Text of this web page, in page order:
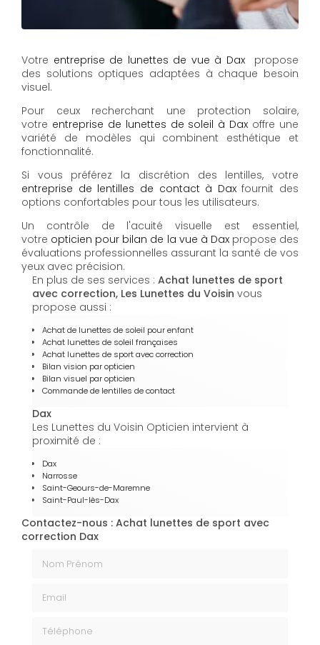
Votre entreprise de lunettes de vue à Daxpropose
des solutions optiques adaptées à chaque besoin
visuel.
Pour ceux recherchant une protection solaire,
votre entreprise de lunettes de soleil à Dax offre une
variété de modèles qui combinent esthétique et
fonctionnalité.
Si vous préférez la discrétion des lentilles, votre
entreprise de lentilles de contact à Daxfournit des
options confortables pour tous les utilisateurs.
Un contrôle de l'acuité visuelle est essentiel,
votre opticien pour bilan de la vue à Daxpropose des
évaluations professionnelles assurant la santé de vos
yeux avec précision.
En plus de ses services : Achat lunettes de sport
avec correction, Les Lunettes du Voisin vous
propose aussi :
Achat de lunettes de soleil pour enfant
Achat lunettes de soleil françaises
Achat lunettes de sport avec correction
Bilan vision par opticien
Bilan visuel par opticien
Commande de lentilles de contact
Dax
Les Lunettes du Voisin Opticien intervient à
proximité de :
Dax
Narrosse
Saint-Geours-de-Maremne
Saint-Paul-lès-Dax
Contactez-nous : Achat lunettes de sport avec
correction Dax